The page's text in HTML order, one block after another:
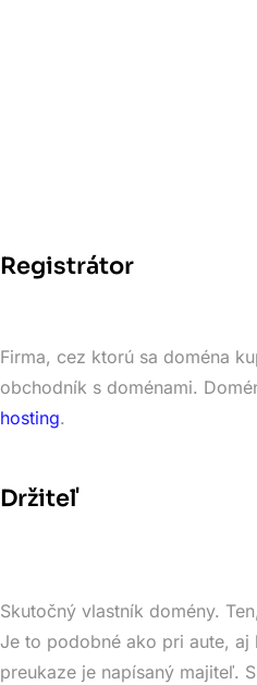
Registrátor
Firma, cez ktorú sa doména
obchodník s doménami.
hosting.
Držiteľ
Skutočný vlastník domény.
Je to podobné ako pri aute,
preukaze je napísaný majiteľ.